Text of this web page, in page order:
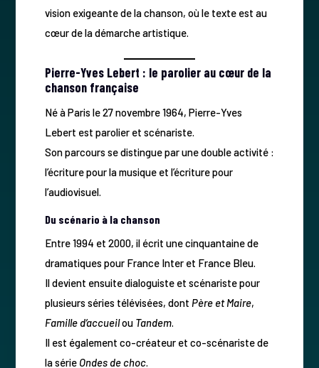
vision exigeante de la chanson, où le texte est au
cœur de la démarche artistique.
Pierre-Yves Lebert : le parolier au cœur de la
chanson française
Né à Paris le 27 novembre 1964, Pierre-Yves
Lebert est parolier et scénariste.
Son parcours se distingue par une double activité :
l’écriture pour la musique et l’écriture pour
l’audiovisuel.
Du scénario à la chanson
Entre 1994 et 2000, il écrit une cinquantaine de
dramatiques pour France Inter et France Bleu.
Il devient ensuite dialoguiste et scénariste pour
plusieurs séries télévisées, dont Père et Maire,
Famille d’accueilou Tandem.
Il est également co-créateur et co-scénariste de
la série Ondes de choc.